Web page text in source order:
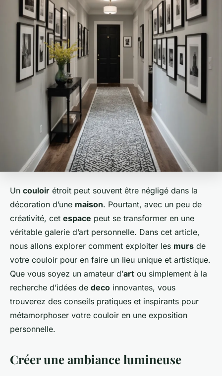
Un couloir étroit peut souvent être négligé dans la
décoration d’une maison. Pourtant, avec un peu de
créativité, cet espace peut se transformer en une
véritable galerie d’art personnelle. Dans cet article,
nous allons explorer comment exploiter les murs de
votre couloir pour en faire un lieu unique et artistique.
Que vous soyez un amateur d’art ou simplement à la
recherche d’idées de deco innovantes, vous
trouverez des conseils pratiques et inspirants pour
métamorphoser votre couloir en une exposition
personnelle.
Créer une ambiance lumineuse